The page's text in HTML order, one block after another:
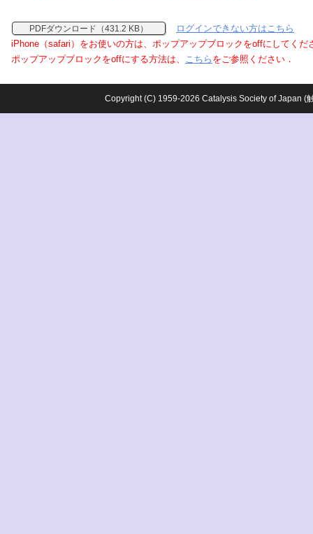
PDFダウンロード（431.2 KB）
ログインできない方はこちら
iPhone（safari）をお使いの方は、ポップアップブロックをoffにしてくだ
ポップアップブロックをoffにする方法は、 こちら をご参照ください．
Copyright (C) 1959-2026 Catalysis Society of Japan (